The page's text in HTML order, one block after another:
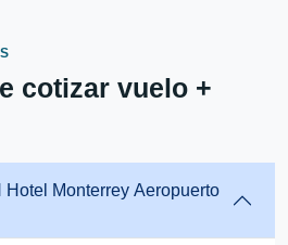
cotizar vuelo +
Monterrey Aeropuerto